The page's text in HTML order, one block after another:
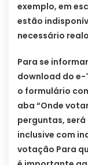
exemplo, em
estão
necessário
Para se
download do e-
o formulário
aba “Onde
perguntas,
inclusive com
votação Para